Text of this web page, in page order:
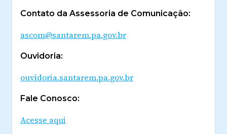
Contato da Assessoria de Comunicação:
ascom@santarem.pa.gov.br
Ouvidoria:
ouvidoria.santarem.pa.gov.br
Fale Conosco:
Acesse aqui